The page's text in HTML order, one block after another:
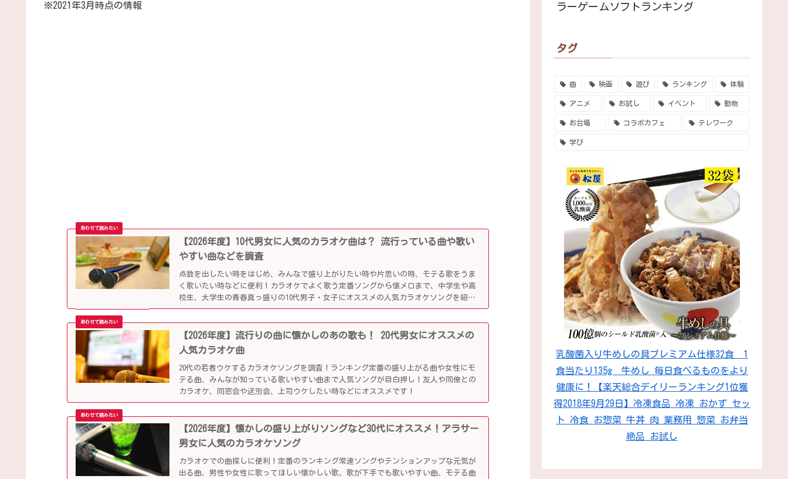
※2021年3月時点の情報
【2026年度】10代男女に人気のカラオケ曲は？ 流行っている曲や歌い
やすい曲などを調査
点数を出したい時をはじめ、みんなで盛り上がりたい時や片思いの時、モテる歌をうま
く歌いたい時などに便利！カラオケでよく歌う定番ソングから懐メロまで、中学生や高
校生、大学生の青春真っ盛りの10代男子・女子にオススメの人気カラオケソングを紹介
していきます。
【2026年度】流行りの曲に懐かしのあの歌も！ 20代男女にオススメの
人気カラオケ曲
20代の若者ウケするカラオケソングを調査！ランキング定番の盛り上がる曲や女性にモ
テる曲、みんなが知っている歌いやすい曲まで人気ソングが目白押し！友人や同僚との
カラオケ、同窓会や送別会、上司ウケしたい時などにオススメです！
【2026年度】懐かしの盛り上がりソングなど30代にオススメ！アラサー
男女に人気のカラオケソング
カラオケでの曲探しに便利！定番のランキング常連ソングやテンションアップな元気が
出る曲、男性や女性に歌ってほしい懐かしい歌、歌が下手でも歌いやすい曲、モテる曲
ラーゲームソフトランキング
タグ
曲 映画 遊び ランキング 体験
アニメ お試し イベント 動物
お台場 コラボカフェ テレワーク
学び
乳酸菌入り牛めしの具プレミアム仕様32食 1
食当たり135g 牛めし 毎日食べるものをより
健康に！【楽天総合デイリーランキング1位獲
得2018年9月29日】冷凍食品 冷凍 おかず セッ
ト 冷食 お惣菜 牛丼 肉 業務用 惣菜 お弁当
絶品 お試し